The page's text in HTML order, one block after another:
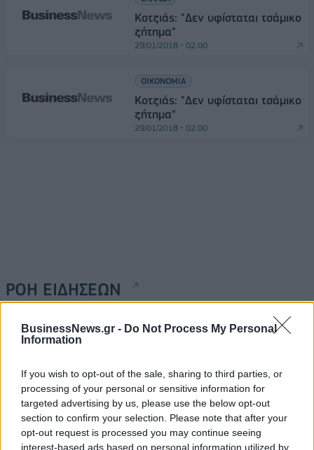
BusinessNews.gr - Do Not Process My Personal
Information
If you wish to opt-out of the sale, sharing to third parties, or
processing of your personal or sensitive information for
targeted advertising by us, please use the below opt-out
section to confirm your selection. Please note that after your
opt-out request is processed you may continue seeing
interest-based ads based on personal information utilized by
Κοτζιάς: "Δεν υφίσταται τσάμικο
ζήτημα"
29/01/2018 - 02:00
ΟΙΚΟΝΟΜΙΑ
Κοτζιάς: "Δεν υφίσταται τσάμικο
ζήτημα"
29/01/2018 - 02:00
ΡΟΗ ΕΙΔΗΣΕΩΝ
Κορυφώνεται η έξοδος του Αυγούστου – Πάνω από
08/08/2026 - 14:30
Δυτική Αττική: Η επόμενη ημέρα μετά τις πυρκαγιές
– Τα έργα Antinero και η «μάχη» πριν από τις
βροχές